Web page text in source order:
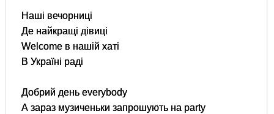
Наші вечорниці
Де найкращі дівиці
Welcome в нашій хаті
В Україні раді
Добрий день everybody
А зараз музиченьки запрошують на party